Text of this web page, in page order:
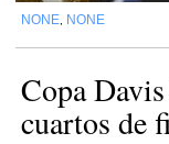
NONE NONE
Copa
cuartos de